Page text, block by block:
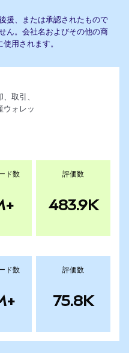
援、または承認されたもので
ん。会社名およびその他の商
用されます。
取引、
ウォレッ
ド数 評価数
483.9K
ド数 評価数
75.8K